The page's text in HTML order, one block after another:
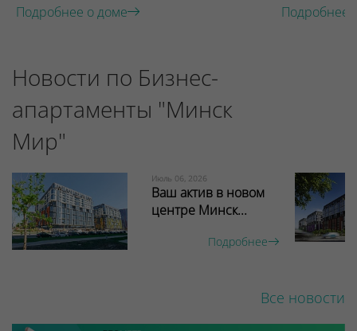
Подробнее о доме Подробнее
Новости по Бизнес-
апартаменты "Минск
Мир"
Июль 06, 2026
Ваш актив в новом
центре Минск...
Подробнее
Все новости